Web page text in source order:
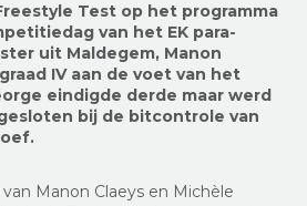
Test op het programma
van het EK para-
uit Maldegem, Manon
IV aan de voet van het
eindigde derde maar werd
bij de bitcontrole van
Manon Claeys en Michèle